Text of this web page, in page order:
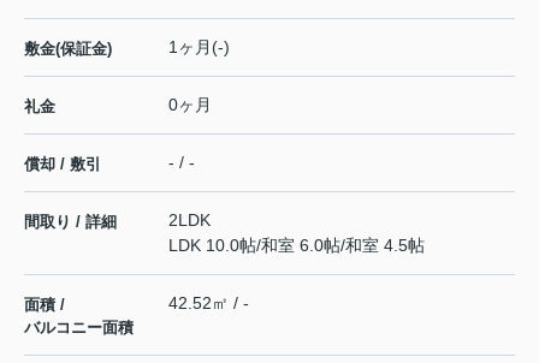
敷金(保証金) 1ヶ月(-)
礼金 0ヶ月
償却 / 敷引 - / -
間取り / 詳細
2LDK
LDK 10.0帖/和室 6.0帖/和室 4.5帖
面積 /
バルコニー面積
42.52㎡ / -